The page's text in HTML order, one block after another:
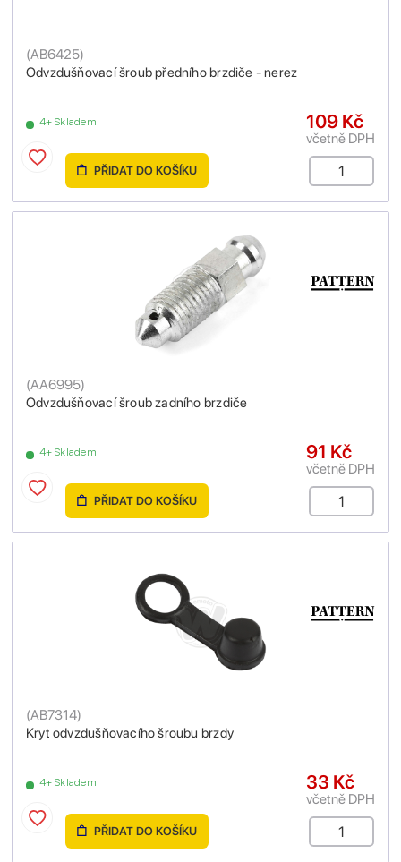
Odvzdušňovací šroub předního brzdiče - nerez
(AB6425)
4+ Skladem 109 Kč
včetně DPH
PŘIDAT DO KOŠÍKU
Odvzdušňovací šroub zadního brzdiče
(AA6995)
4+ Skladem 91 Kč
včetně DPH
PŘIDAT DO KOŠÍKU
Kryt odvzdušňovacího šroubu brzdy
(AB7314)
4+ Skladem 33 Kč
včetně DPH
PŘIDAT DO KOŠÍKU